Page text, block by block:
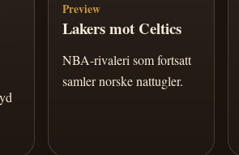
Preview
Lakers mot Celtics
NBA-rivaleri som fortsatt
samler norske nattugler.